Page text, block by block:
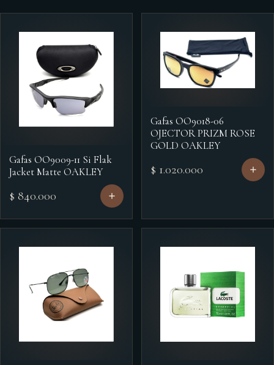
Gafas OO9009-11 Si Flak
Jacket Matte OAKLEY
$ 840.000
Gafas OO9018-06
OJECTOR PRIZM ROSE
GOLD OAKLEY
$ 1.020.000